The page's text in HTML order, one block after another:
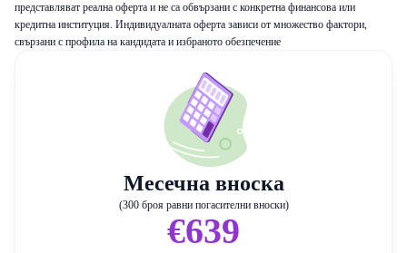
представляват реална оферта и не са обвързани с конкретна финансова или
кредитна институция. Индивидуалната оферта зависи от множество фактори,
свързани с профила на кандидата и избраното обезпечение
Месечна вноска
(300 броя равни погасителни вноски)
€639